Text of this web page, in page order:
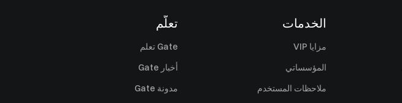
الخدمات
مزايا VIP
المؤسساتي
ملاحظات المستخدم
تعلّم
Gate تعلم
أخبار Gate
مدونة Gate